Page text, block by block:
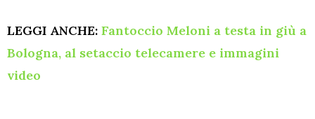
LEGGI ANCHE: Fantoccio Meloni a testa in giù a
Bologna, al setaccio telecamere e immagini
video